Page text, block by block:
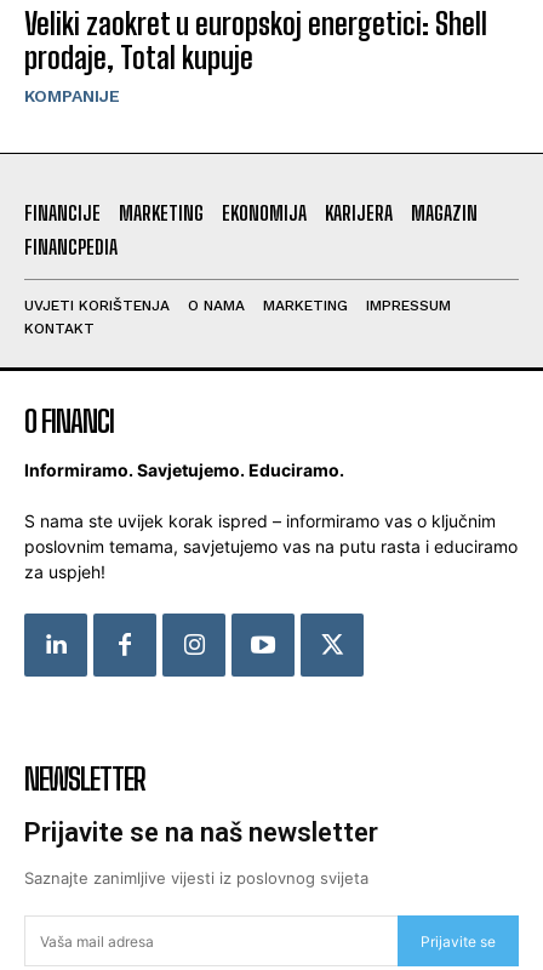
Veliki zaokret u europskoj energetici: Shell
prodaje, Total kupuje
KOMPANIJE
FINANCIJE MARKETING EKONOMIJA KARIJERA
MAGAZIN
FINANCPEDIA
UVJETI KORIŠTENJA O NAMA MARKETING
IMPRESSUM
KONTAKT
O FINANCI
Informiramo. Savjetujemo. Educiramo.
S nama ste uvijek korak ispred – informiramo vas o ključnim
poslovnim temama, savjetujemo vas na putu rasta i educiramo
za uspjeh!
NEWSLETTER
Prijavite se na naš newsletter
Saznajte zanimljive vijesti iz poslovnog svijeta
Prijavite se